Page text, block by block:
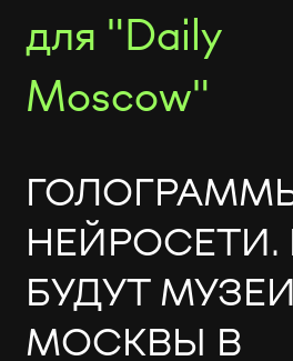
для "Daily
Moscow"
БУДУТ МУЗЕИ
МОСКВЫ В